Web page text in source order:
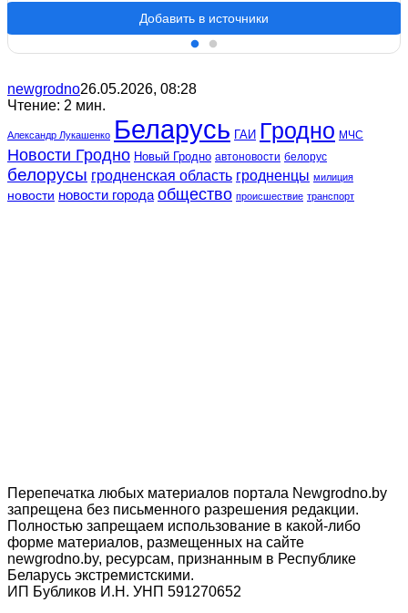
Добавить в источники
newgrodno26.05.2026, 08:28
Чтение: 2 мин.
Александр Лукашенко Беларусь ГАИ Гродно МЧС
Новости Гродно Новый Гродно автоновости белорус
белорусы гродненская область гродненцы милиция
новости новости города общество происшествие транспорт
Перепечатка любых материалов портала Newgrodno.by
запрещена без письменного разрешения редакции.
Полностью запрещаем использование в какой-либо
форме материалов, размещенных на сайте
newgrodno.by, ресурсам, признанным в Республике
Беларусь экстремистскими.
ИП Бубликов И.Н. УНП 591270652